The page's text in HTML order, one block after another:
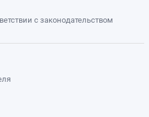
с законодательством